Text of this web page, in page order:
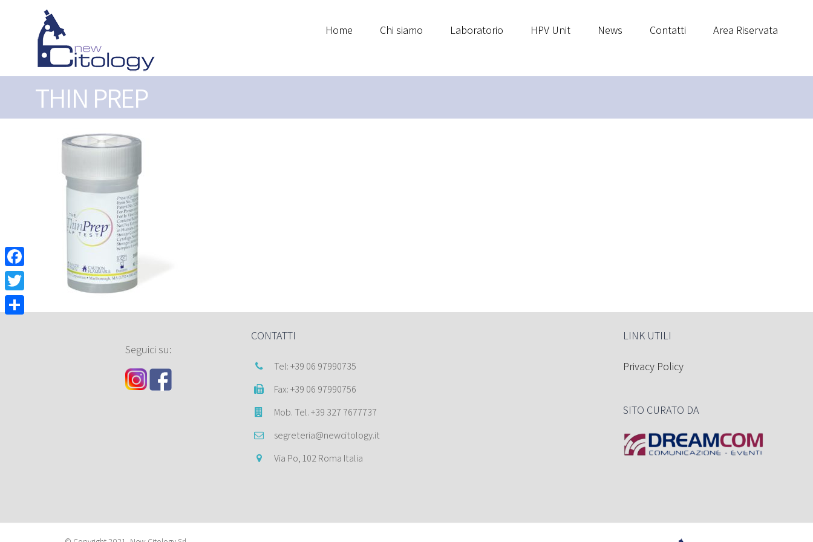
Home Chi siamo Laboratorio HPV Unit News Contatti Area Riservata
THIN PREP
Seguici su:
CONTATTI
Tel: +39 06 97990735
Fax: +39 06 97990756
Mob. Tel. +39 327 7677737
segreteria@newcitology.it
Via Po, 102 Roma Italia
LINK UTILI
Privacy Policy
SITO CURATO DA
Facebook
Twitter